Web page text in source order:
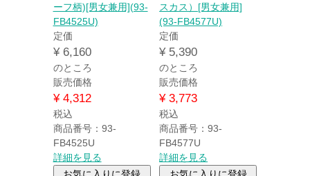
ーフ柄)[男女兼用](93-
FB4525U)
定価
¥ 6,160
のところ
販売価格
¥ 4,312
税込
商品番号：93-
FB4525U
詳細を見る
お気に入りに登録
スカス）[男女兼用]
(93-FB4577U)
定価
¥ 5,390
のところ
販売価格
¥ 3,773
税込
商品番号：93-
FB4577U
詳細を見る
お気に入りに登録